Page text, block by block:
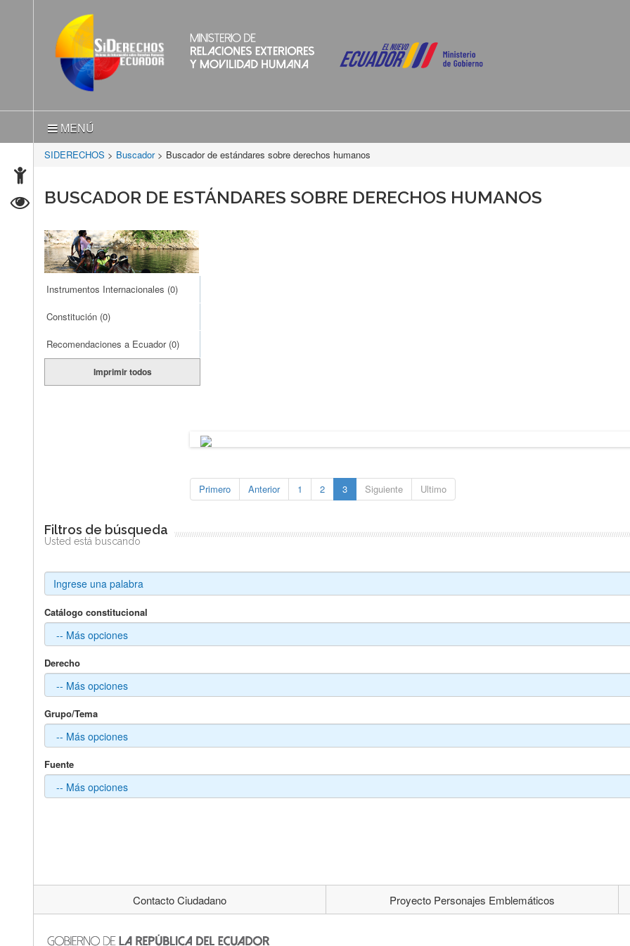
MENÚ
SIDERECHOS > Buscador > Buscador de estándares sobre derechos humanos
BUSCADOR DE ESTÁNDARES SOBRE DERECHOS HUMANOS
Instrumentos Internacionales (0)
Constitución (0)
Recomendaciones a Ecuador (0)
Imprimir todos
Primero Anterior 1 2 3 Siguiente Ultimo
Filtros de búsqueda
Usted está buscando
Catálogo constitucional
Derecho
Grupo/Tema
Fuente
Contacto Ciudadano Proyecto Personajes Emblemáticos